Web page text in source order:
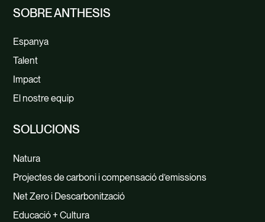
SOBRE ANTHESIS
Espanya
Talent
Impact
El nostre equip
SOLUCIONS
Natura
Projectes de carboni i compensació d’emissions
Net Zero i Descarbonització
Educació + Cultura